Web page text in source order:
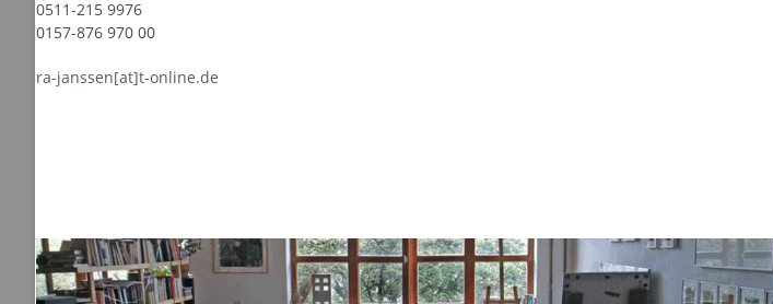
0511-215 9976
0157-876 970 00
ra-janssen[at]t-online.de